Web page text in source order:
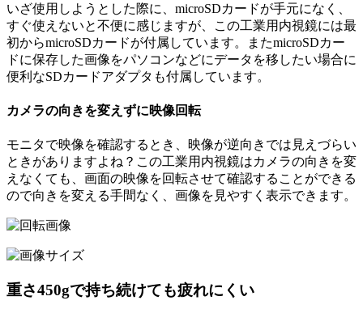
いざ使用しようとした際に、microSDカードが手元になく、
すぐ使えないと不便に感じますが、この工業用内視鏡には最
初からmicroSDカードが付属しています。またmicroSDカー
ドに保存した画像をパソコンなどにデータを移したい場合に
便利なSDカードアダプタも付属しています。
カメラの向きを変えずに映像回転
モニタで映像を確認するとき、映像が逆向きでは見えづらい
ときがありますよね？この工業用内視鏡はカメラの向きを変
えなくても、画面の映像を回転させて確認することができる
ので向きを変える手間なく、画像を見やすく表示できます。
重さ450gで持ち続けても疲れにくい